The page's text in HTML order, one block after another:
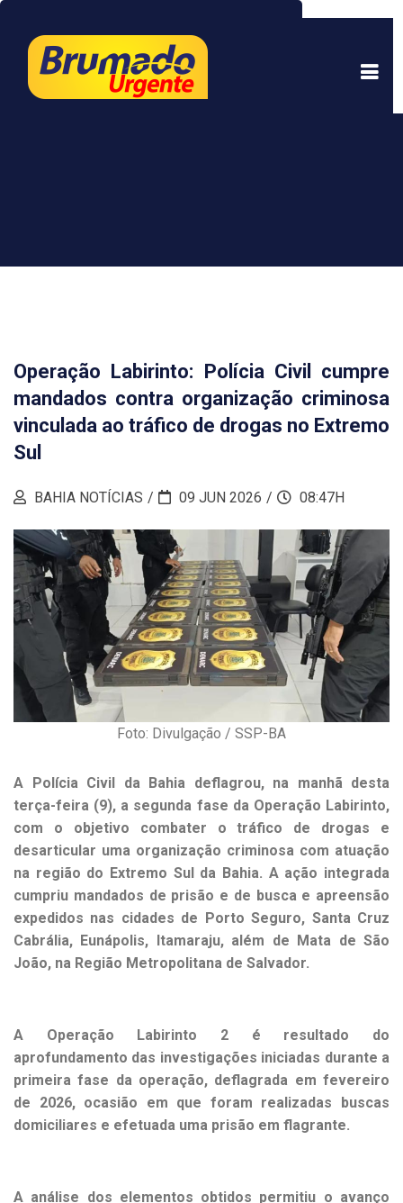
experiência. Ao continuar a navegar, você está
de acordo com isso.Saber mais.
Operação Labirinto: Polícia Civil cumpre
mandados contra organização criminosa
vinculada ao tráfico de drogas no Extremo
Sul
BAHIA NOTÍCIAS 09 JUN 2026 08:47H
Foto: Divulgação / SSP-BA
A Polícia Civil da Bahia deflagrou, na manhã desta
terça-feira (9), a segunda fase da Operação Labirinto,
com o objetivo combater o tráfico de drogas e
desarticular uma organização criminosa com atuação
na região do Extremo Sul da Bahia. A ação integrada
cumpriu mandados de prisão e de busca e apreensão
expedidos nas cidades de Porto Seguro, Santa Cruz
Cabrália, Eunápolis, Itamaraju, além de Mata de São
João, na Região Metropolitana de Salvador.
A Operação Labirinto 2 é resultado do
aprofundamento das investigações iniciadas durante a
primeira fase da operação, deflagrada em fevereiro
de 2026, ocasião em que foram realizadas buscas
domiciliares e efetuada uma prisão em flagrante.
A análise dos elementos obtidos permitiu o avanço